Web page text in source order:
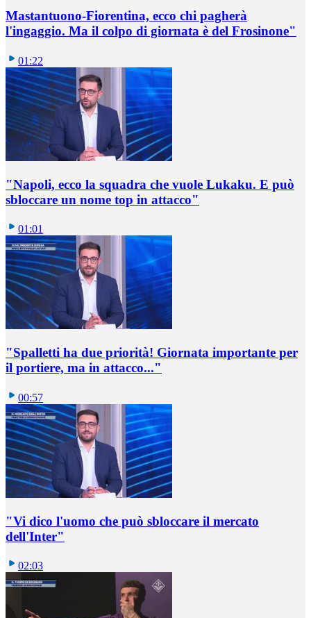
Mastantuono-Fiorentina, ecco chi pagherà
l'ingaggio. Ma il colpo di giornata è del Frosinone"
01:22
"Napoli, ecco la squadra che vuole Lukaku. E può
sbloccare un nome top in attacco"
01:01
"Spalletti ha due priorità! Giornata importante per
il portiere, ma in attacco..."
00:57
"Vi dico l'uomo che può sbloccare il mercato
dell'Inter"
02:03